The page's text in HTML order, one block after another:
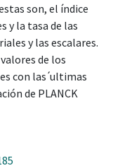
son, el índice
y la tasa de las
y las escalares.
de los
con las ́ultimas
de PLANCK